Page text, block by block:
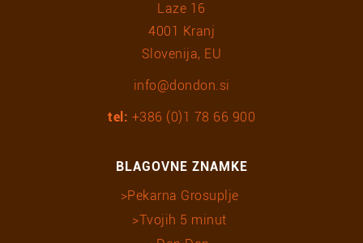
Laze 16
4001 Kranj
Slovenija, EU
info@dondon.si
tel: +386 (0)1 78 66 900
BLAGOVNE ZNAMKE
Pekarna Grosuplje
Tvojih 5 minut